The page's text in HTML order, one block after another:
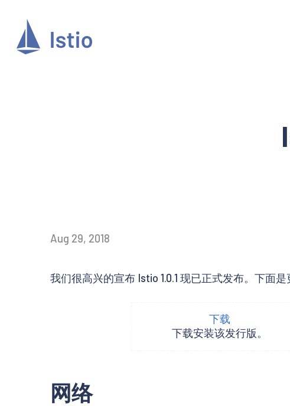
Aug 29, 2018
我们很高兴的宣布 Istio 1.0.1 现已正式发布。下面是
下载
下载安装该发行版。
网络